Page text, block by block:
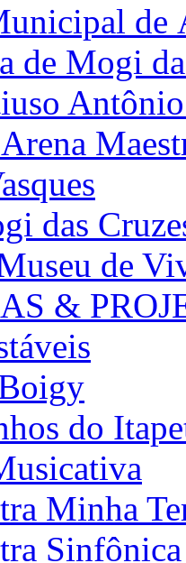
de
de Mogi
das
de
&
do
Minha